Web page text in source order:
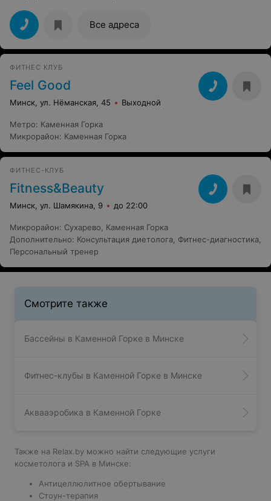
Все адреса
ФИТНЕС КЛУБ
Feel Good
Минск, ул. Нёманская, 45 Выходной
Метро: Каменная Горка
Микрорайон: Каменная Горка
ФИТНЕС-КЛУБ
Fitness&Beauty
Минск, ул. Шамякина, 9 до 22:00
Микрорайон: Сухарево
Каменная Горка
Дополнительно: Консультация диетолога Фитнес-диагностика
Персональный тренер
Смотрите также
Бассейны в Каменной Горке в Минске
Фитнес-клубы в Каменной Горке в Минске
Аквааэробика в Каменной Горке
Также на Relax.by можно найти следующие услуги
косметолога и SPA в Минске:
Антицеллюлитное обертывание
Стоун-терапия